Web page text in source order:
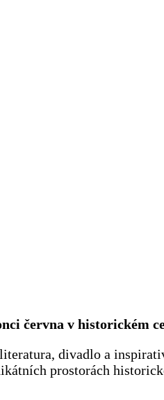
června v historickém
divadlo a
prostorách